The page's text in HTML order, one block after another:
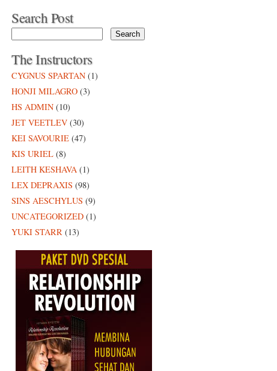
Search Post
The Instructors
CYGNUS SPARTAN (1)
HONJI MILAGRO (3)
HS ADMIN (10)
JET VEETLEV (30)
KEI SAVOURIE (47)
KIS URIEL (8)
LEITH KESHAVA (1)
LEX DEPRAXIS (98)
SINS AESCHYLUS (9)
UNCATEGORIZED (1)
YUKI STARR (13)